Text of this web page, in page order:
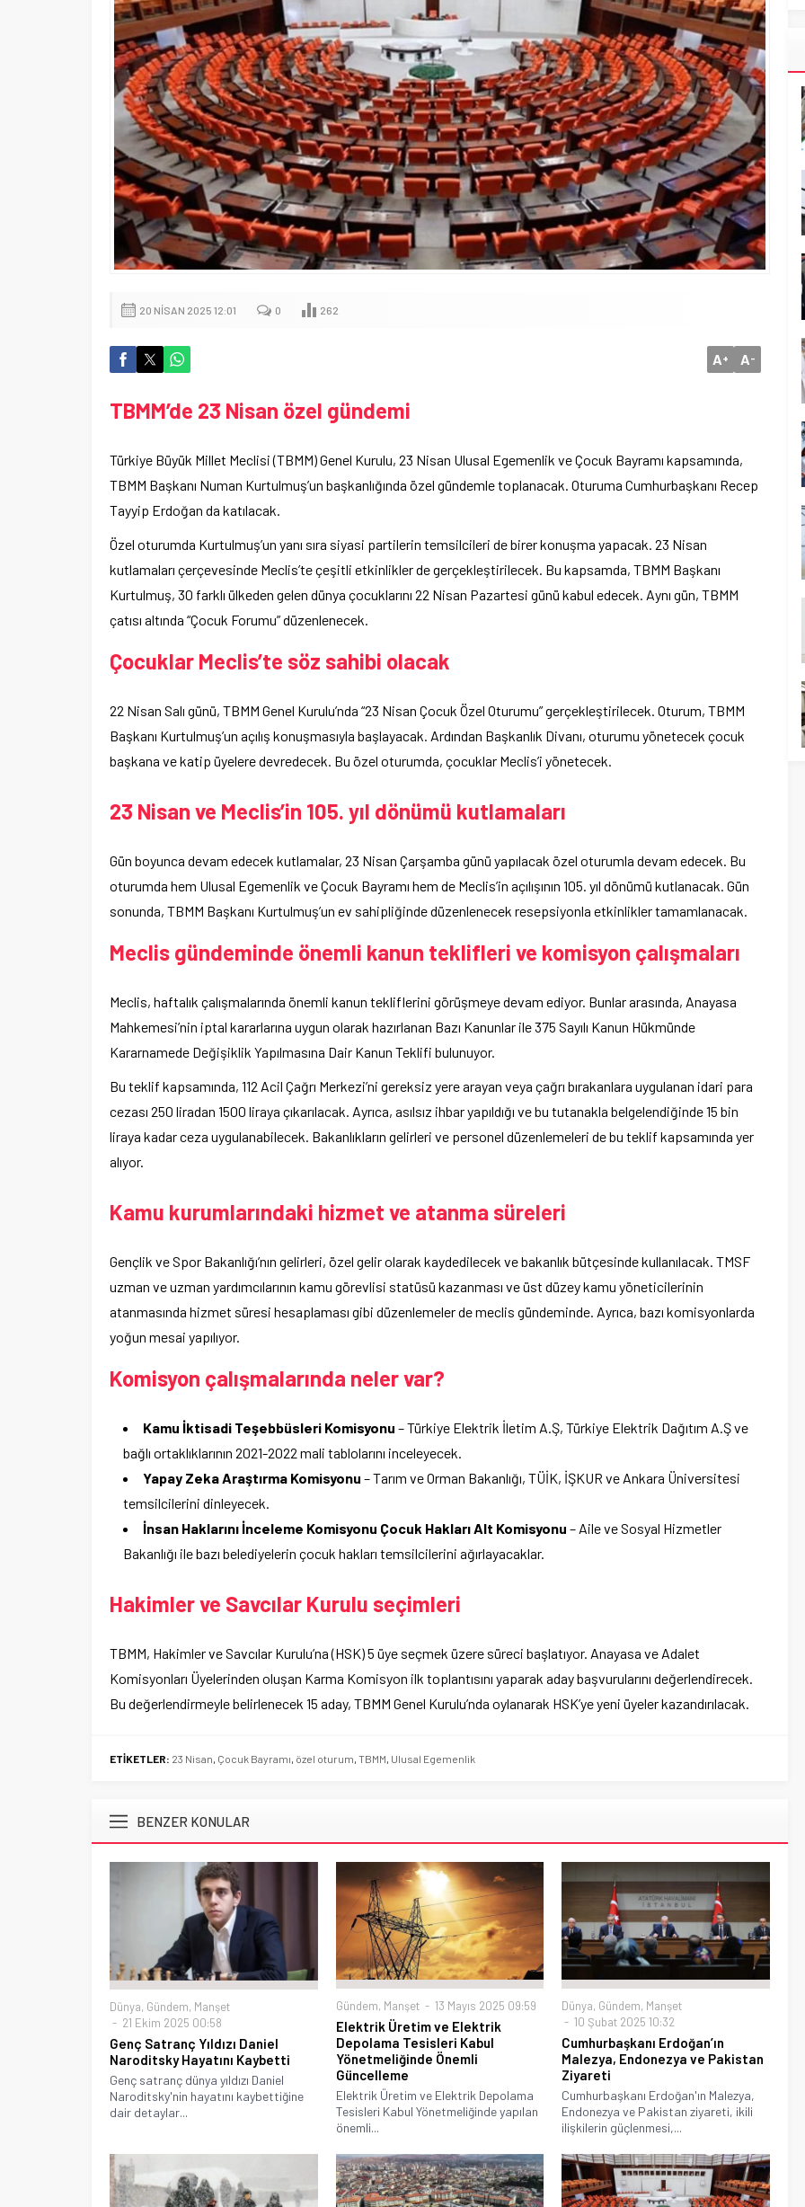
20 NISAN 2025 12:01 0 262
A+ A-
TBMM’de 23 Nisan özel gündemi
Türkiye Büyük Millet Meclisi (TBMM) Genel Kurulu, 23 Nisan Ulusal Egemenlik ve Çocuk Bayramı kapsamında,
TBMM Başkanı Numan Kurtulmuş’un başkanlığında özel gündemle toplanacak. Oturuma Cumhurbaşkanı Recep
Tayyip Erdoğan da katılacak.
Özel oturumda Kurtulmuş’un yanı sıra siyasi partilerin temsilcileri de birer konuşma yapacak. 23 Nisan
kutlamaları çerçevesinde Meclis’te çeşitli etkinlikler de gerçekleştirilecek. Bu kapsamda, TBMM Başkanı
Kurtulmuş, 30 farklı ülkeden gelen dünya çocuklarını 22 Nisan Pazartesi günü kabul edecek. Aynı gün, TBMM
çatısı altında “Çocuk Forumu” düzenlenecek.
Çocuklar Meclis’te söz sahibi olacak
22 Nisan Salı günü, TBMM Genel Kurulu’nda “23 Nisan Çocuk Özel Oturumu” gerçekleştirilecek. Oturum, TBMM
Başkanı Kurtulmuş’un açılış konuşmasıyla başlayacak. Ardından Başkanlık Divanı, oturumu yönetecek çocuk
başkana ve katip üyelere devredecek. Bu özel oturumda, çocuklar Meclis’i yönetecek.
23 Nisan ve Meclis’in 105. yıl dönümü kutlamaları
Gün boyunca devam edecek kutlamalar, 23 Nisan Çarşamba günü yapılacak özel oturumla devam edecek. Bu
oturumda hem Ulusal Egemenlik ve Çocuk Bayramı hem de Meclis’in açılışının 105. yıl dönümü kutlanacak. Gün
sonunda, TBMM Başkanı Kurtulmuş’un ev sahipliğinde düzenlenecek resepsiyonla etkinlikler tamamlanacak.
Meclis gündeminde önemli kanun teklifleri ve komisyon çalışmaları
Meclis, haftalık çalışmalarında önemli kanun tekliflerini görüşmeye devam ediyor. Bunlar arasında, Anayasa
Mahkemesi’nin iptal kararlarına uygun olarak hazırlanan Bazı Kanunlar ile 375 Sayılı Kanun Hükmünde
Kararnamede Değişiklik Yapılmasına Dair Kanun Teklifi bulunuyor.
Bu teklif kapsamında, 112 Acil Çağrı Merkezi’ni gereksiz yere arayan veya çağrı bırakanlara uygulanan idari para
cezası 250 liradan 1500 liraya çıkarılacak. Ayrıca, asılsız ihbar yapıldığı ve bu tutanakla belgelendiğinde 15 bin
liraya kadar ceza uygulanabilecek. Bakanlıkların gelirleri ve personel düzenlemeleri de bu teklif kapsamında yer
alıyor.
Kamu kurumlarındaki hizmet ve atanma süreleri
Gençlik ve Spor Bakanlığı’nın gelirleri, özel gelir olarak kaydedilecek ve bakanlık bütçesinde kullanılacak. TMSF
uzman ve uzman yardımcılarının kamu görevlisi statüsü kazanması ve üst düzey kamu yöneticilerinin
atanmasında hizmet süresi hesaplaması gibi düzenlemeler de meclis gündeminde. Ayrıca, bazı komisyonlarda
yoğun mesai yapılıyor.
Komisyon çalışmalarında neler var?
Kamu İktisadi Teşebbüsleri Komisyonu – Türkiye Elektrik İletim A.Ş, Türkiye Elektrik Dağıtım A.Ş ve
bağlı ortaklıklarının 2021-2022 mali tablolarını inceleyecek.
Yapay Zeka Araştırma Komisyonu – Tarım ve Orman Bakanlığı, TÜİK, İŞKUR ve Ankara Üniversitesi
temsilcilerini dinleyecek.
İnsan Haklarını İnceleme Komisyonu Çocuk Hakları Alt Komisyonu – Aile ve Sosyal Hizmetler
Bakanlığı ile bazı belediyelerin çocuk hakları temsilcilerini ağırlayacaklar.
Hakimler ve Savcılar Kurulu seçimleri
TBMM, Hakimler ve Savcılar Kurulu’na (HSK) 5 üye seçmek üzere süreci başlatıyor. Anayasa ve Adalet
Komisyonları Üyelerinden oluşan Karma Komisyon ilk toplantısını yaparak aday başvurularını değerlendirecek.
Bu değerlendirmeyle belirlenecek 15 aday, TBMM Genel Kurulu’nda oylanarak HSK’ye yeni üyeler kazandırılacak.
ETİKETLER: 23 Nisan, Çocuk Bayramı, özel oturum, TBMM, Ulusal Egemenlik
BENZER KONULAR
Dünya, Gündem, Manşet
21 Ekim 2025 00:58
Genç Satranç Yıldızı Daniel
Naroditsky Hayatını Kaybetti
Genç satranç dünya yıldızı Daniel
Naroditsky'nin hayatını kaybettiğine
dair detaylar...
Gündem, Manşet 13 Mayıs 2025 09:59
Elektrik Üretim ve Elektrik
Depolama Tesisleri Kabul
Yönetmeliğinde Önemli
Güncelleme
Elektrik Üretim ve Elektrik Depolama
Tesisleri Kabul Yönetmeliğinde yapılan
önemli...
Dünya, Gündem, Manşet
10 Şubat 2025 10:32
Cumhurbaşkanı Erdoğan’ın
Malezya, Endonezya ve Pakistan
Ziyareti
Cumhurbaşkanı Erdoğan'ın Malezya,
Endonezya ve Pakistan ziyareti, ikili
ilişkilerin güçlenmesi,...